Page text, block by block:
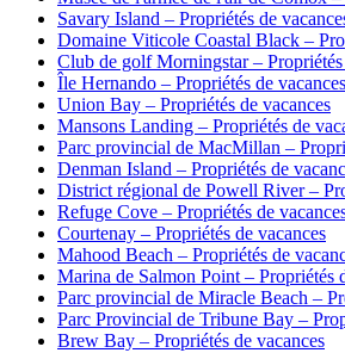
Savary Island – Propriétés de
Domaine Viticole Coastal Black –
Club de golf Morningstar – Propriétés
Île Hernando – Propriétés de vacances
Union Bay – Propriétés de vacances
Mansons Landing – Propriétés de
Parc provincial de MacMillan –
Denman Island – Propriétés de
District régional de Powell River –
Refuge Cove – Propriétés de
Courtenay – Propriétés de vacances
Mahood Beach – Propriétés de
Marina de Salmon Point – Propriétés
Parc provincial de Miracle Beach –
Parc Provincial de Tribune Bay –
Brew Bay – Propriétés de vacances